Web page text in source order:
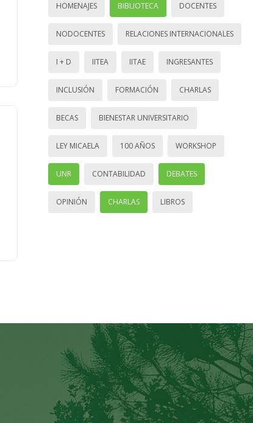
HOMENAJES BIBLIOTECA DOCENTES
NODOCENTES RELACIONES INTERNACIONALES
I + D IITEA IITAE INGRESANTES
INCLUSIÓN FORMACIÓN CHARLAS
BECAS BIENESTAR UNIVERSITARIO
LEY MICAELA 100 AÑOS WORKSHOP
UNR CONTABILIDAD DEBATES
OPINIÓN CHARLAS LIBROS